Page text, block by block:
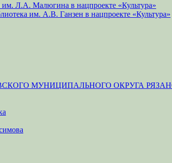
им. Л.А. Малюгина в нацпроекте «Культура»
им. А.В. Ганзен в нацпроекте «Культура»
МУНИЦИПАЛЬНОГО ОКРУГА